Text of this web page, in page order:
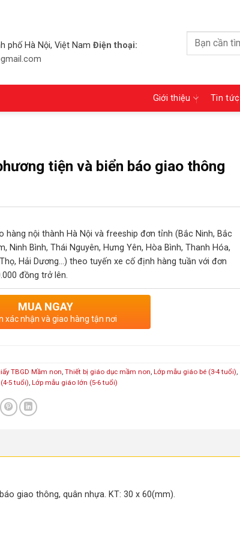
phố Hà Nội, Việt Nam Điện thoại:
Tìm
kiếm:
Giới thiệu Tin tức
tiện và biển báo giao thông
hàng nội thành Hà Nội và freeship đơn tỉnh (Bắc Ninh, Bắc
Ninh Bình, Thái Nguyên, Hưng Yên, Hòa Bình, Thanh Hóa,
Hải Dương...) theo tuyến xe cố định hàng tuần với đơn
đồng trở lên.
MUA NGAY
xác nhận và giao hàng tận nơi
TBGD Mầm non, Thiết bị giáo dục mầm non, Lớp mẫu giáo bé (3-4 tuổi),
5 tuổi), Lớp mẫu giáo lớn (5-6 tuổi)
giao thông, quân nhựa. KT: 30 x 60(mm).